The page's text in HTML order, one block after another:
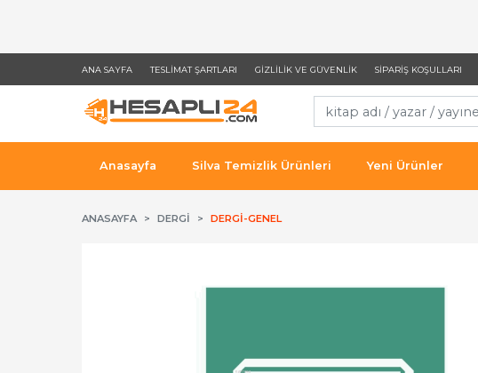
ANA SAYFA TESLIMAT ŞARTLARI GIZLILIK VE GÜVENLIK SIPARIŞ KOŞULLARI
Anasayfa Silva Temizlik Ürünleri Yeni Ürünler
ANASAYFA DERGI DERGI-GENEL